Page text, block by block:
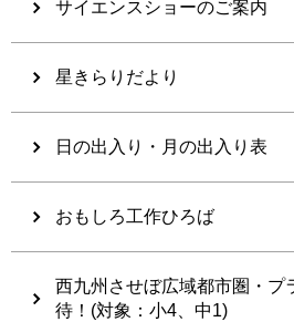
サイエンスショーのご案内
星きらりだより
日の出入り・月の出入り表
おもしろ工作ひろば
西九州させぼ広域都市圏・プ
待！(対象：小4、中1)